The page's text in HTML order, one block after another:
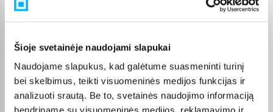
Šioje svetainėje naudojami slapukai
Naudojame slapukus, kad galėtume suasmeninti turinį
bei skelbimus, teikti visuomeninės medijos funkcijas ir
analizuoti srautą. Be to, svetainės naudojimo informaciją
Papildomi pasirinkimai ir prekių savybių filtrai padeda patogiai
Peržiūrėkite „FittydentBurnos ir dantų priežiūros priemonės“
patogiai. Pasirinktą prekę pristatysime per jos aprašyme
nurodytą terminą.